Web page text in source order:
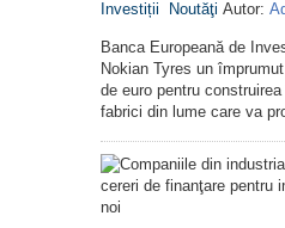
Investiții
Noutăţi Autor:
Banca Europeană de
Nokian Tyres un
de euro pentru
fabrici din lume care va